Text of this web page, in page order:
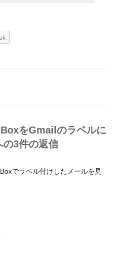
をGmailのラベルに
の3件の返信
でラベル付けしたメールを見